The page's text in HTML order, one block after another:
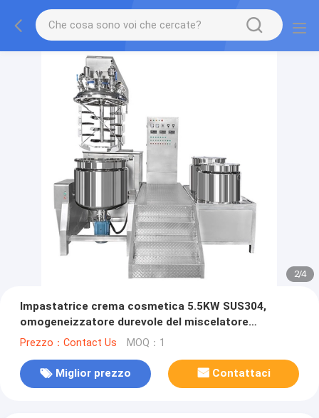
2/4
Impastatrice crema cosmetica 5.5KW SUS304,
omogeneizzatore durevole del miscelatore
sottovuoto
Prezzo：Contact Us MOQ：1
Miglior prezzo Contattaci